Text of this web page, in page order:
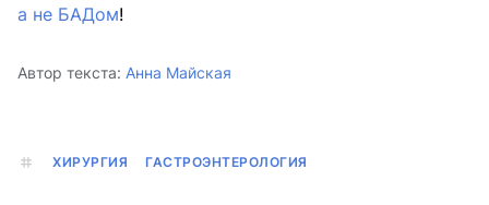
а не БАДом!
Автор текста: Анна Майская
ХИРУРГИЯ ГАСТРОЭНТЕРОЛОГИЯ